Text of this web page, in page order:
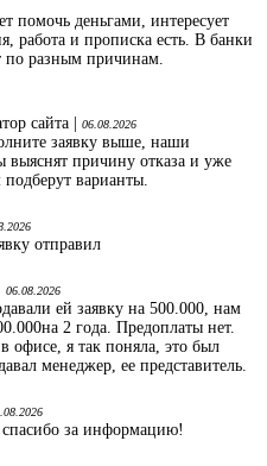
помочь деньгами, интересует
работа и прописка есть. В банки
по разным причинам.
сайта |
06.08.2026
заявку выше, наши
выяснят причину отказа и уже
подберут варианты.
отправил
06.08.2026
ей заявку на 500.000, нам
2 года. Предоплаты нет.
офисе, я так поняла, это был
менеджер, ее представитель.
за информацию!